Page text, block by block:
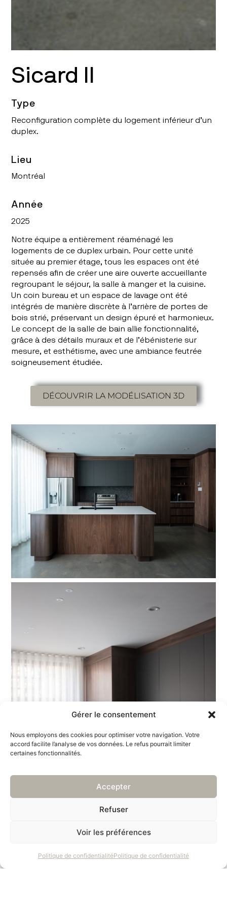
Gérer le consentement
Nous employons des cookies pour optimiser votre navigation. Votre
accord facilite l’analyse de vos données. Le refus pourrait limiter
certaines fonctionnalités.
Accepter
Refuser
Voir les préférences
Politique de confidentialitéPolitique de confidentialité
Sicard II
Type
Reconfiguration complète du logement inférieur d’un
duplex.
Lieu
Montréal
Année
2025
Notre équipe a entièrement réaménagé les
logements de ce duplex urbain. Pour cette unité
située au premier étage, tous les espaces ont été
repensés afin de créer une aire ouverte accueillante
regroupant le séjour, la salle à manger et la cuisine.
Un coin bureau et un espace de lavage ont été
intégrés de manière discrète à l’arrière de portes de
bois strié, préservant un design épuré et harmonieux.
Le concept de la salle de bain allie fonctionnalité,
grâce à des détails muraux et de l’ébénisterie sur
mesure, et esthétisme, avec une ambiance feutrée
soigneusement étudiée.
DÉCOUVRIR LA MODÉLISATION 3D